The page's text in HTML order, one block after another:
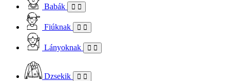
Babák
Fiúknak
Lányoknak
Dzsekik